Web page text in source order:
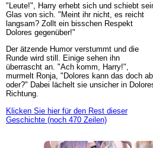
"Leute!", Harry erhebt sich und schiebt
Glas von sich. "Meint ihr nicht, es reicht
langsam? Zollt ein bisschen Respekt
Dolores gegenüber!"
Der ätzende Humor verstummt und die
Runde wird still. Einige sehen ihn
überrascht an. "Ach komm, Harry!",
murmelt Ronja, "Dolores kann das doch
oder?" Dabei lächelt sie unsicher in
Richtung.
Klicken Sie hier für den Rest dieser
Geschichte (noch 470 Zeilen)